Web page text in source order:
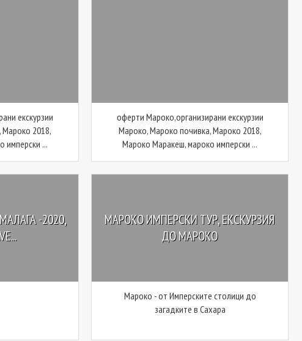
екскурзии
2018,
имперски ...
оферти Мароко,организирани екскурзии
Мароко, Мароко почивка, Мароко 2018,
Мароко Маракеш, мароко имперски ...
-2020,
МАРОКО ИМПЕРСКИ ТУР, ЕКСКУРЗИЯ
ДО МАРОКО
Мароко - от Имперските столици до
загадките в Сахара